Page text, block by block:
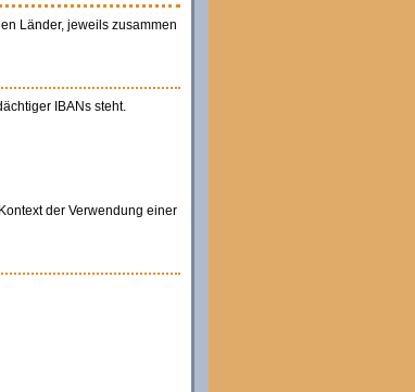
Länder, jeweils zusammen
IBANs steht.
der Verwendung einer